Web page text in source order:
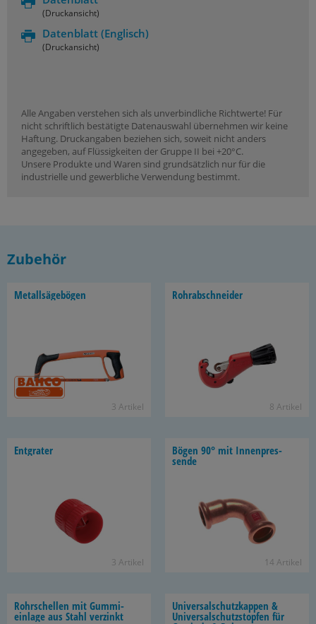
(Druckansicht)
Datenblatt (Englisch)
(Druckansicht)
Alle Angaben verstehen sich als unverbindliche Richtwerte! Für
nicht schriftlich bestätigte Datenauswahl übernehmen wir keine
Haftung. Druckangaben beziehen sich, soweit nicht anders
angegeben, auf Flüssigkeiten der Gruppe II bei +20°C.
Unsere Produkte und Waren sind grundsätzlich nur für die
industrielle und gewerbliche Verwendung bestimmt.
Zubehör
Me­tall­sä­ge­bö­gen
3 Ar­ti­kel
Rohr­ab­schnei­der
8 Ar­ti­kel
Ent­gra­ter
3 Ar­ti­kel
Bögen 90° mit In­nen­pres­
sen­de
14 Ar­ti­kel
Rohr­schel­len mit Gum­mi­
ein­la­ge aus Stahl ver­zinkt
Uni­ver­sal­schutz­kap­pen &
Uni­ver­sal­schutz­stop­fen für